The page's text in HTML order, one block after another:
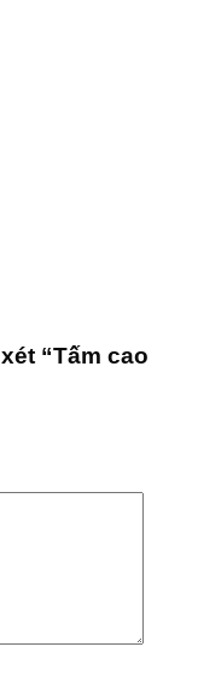
“Tấm cao